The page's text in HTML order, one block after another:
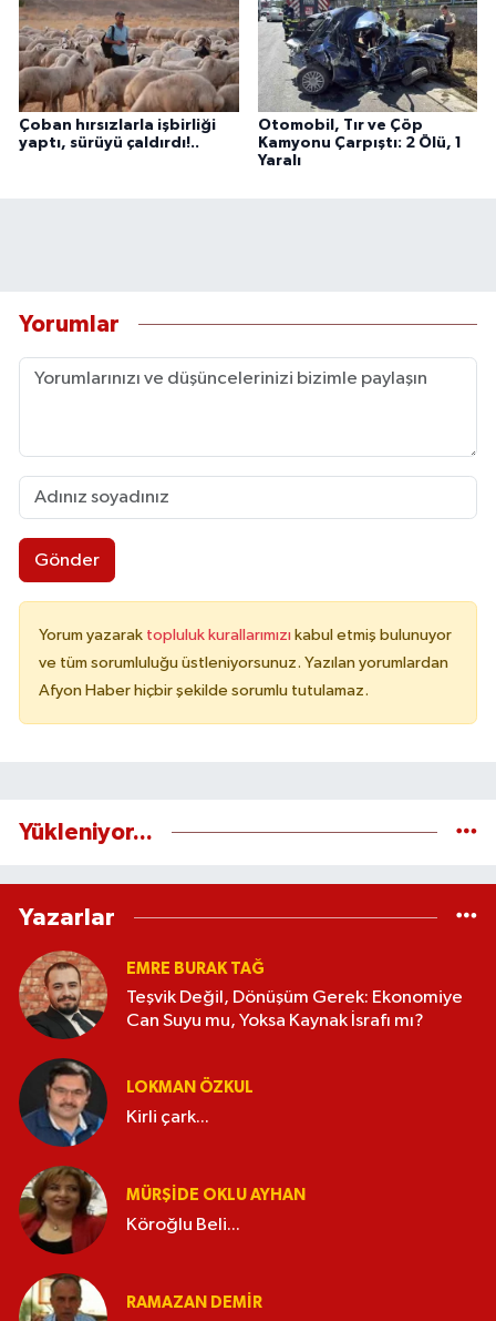
Çoban hırsızlarla işbirliği
yaptı, sürüyü çaldırdı!..
Otomobil, Tır ve Çöp
Kamyonu Çarpıştı: 2 Ölü, 1
Yaralı
Yorumlar
Gönder
Yorum yazarak topluluk kurallarımızı kabul etmiş bulunuyor
ve tüm sorumluluğu üstleniyorsunuz. Yazılan yorumlardan
Afyon Haber hiçbir şekilde sorumlu tutulamaz.
Yükleniyor...
Yazarlar
EMRE BURAK TAĞ
Teşvik Değil, Dönüşüm Gerek: Ekonomiye
Can Suyu mu, Yoksa Kaynak İsrafı mı?
LOKMAN ÖZKUL
Kirli çark...
MÜRŞIDE OKLU AYHAN
Köroğlu Beli...
RAMAZAN DEMİR